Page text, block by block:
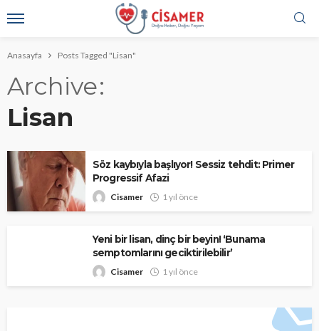
Anasayfa Posts Tagged "Lisan"
Archive
Lisan
Söz kaybıyla başlıyor! Sessiz tehdit: Primer
Progressif Afazi
Cisamer 1 yıl önce
Yeni bir lisan, dinç bir beyin! ‘Bunama
semptomlarını geciktirilebilir’
Cisamer 1 yıl önce